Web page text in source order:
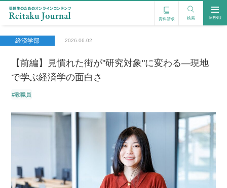
資料請求 検索 MENU
経済学部 2026.06.02
【前編】見慣れた街が"研究対象"に変わる―現地
で学ぶ経済学の面白さ
#教職員